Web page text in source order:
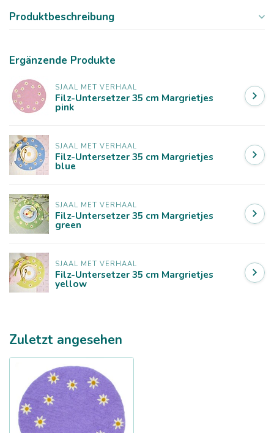
Produktbeschreibung
Ergänzende Produkte
SJAAL MET VERHAAL
Filz-Untersetzer 35 cm Margrietjes
pink
SJAAL MET VERHAAL
Filz-Untersetzer 35 cm Margrietjes
blue
SJAAL MET VERHAAL
Filz-Untersetzer 35 cm Margrietjes
green
SJAAL MET VERHAAL
Filz-Untersetzer 35 cm Margrietjes
yellow
Zuletzt angesehen